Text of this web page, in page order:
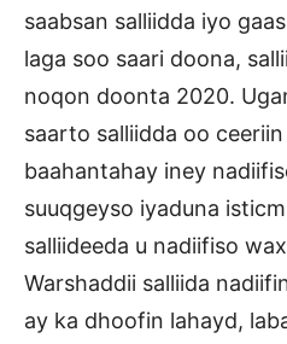
saabsan salliidda iyo
laga soo saari doona,
noqon doonta 2020.
saarto salliidda oo
baahantahay iney
suuqgeyso iyaduna
salliideeda u nadiifiso
Warshaddii salliida
ay ka dhoofin lahayd,